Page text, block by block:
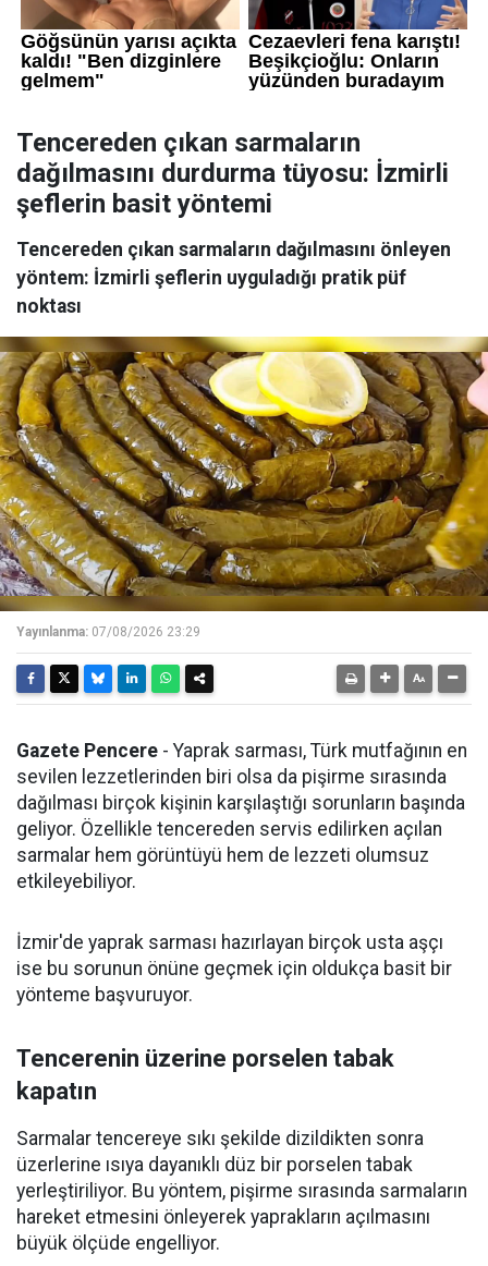
Tencereden çıkan sarmaların
dağılmasını durdurma tüyosu: İzmirli
şeflerin basit yöntemi
Tencereden çıkan sarmaların dağılmasını önleyen
yöntem: İzmirli şeflerin uyguladığı pratik püf
noktası
Yayınlanma: 07/08/2026 23:29
Gazete Pencere - Yaprak sarması, Türk mutfağının en
sevilen lezzetlerinden biri olsa da pişirme sırasında
dağılması birçok kişinin karşılaştığı sorunların başında
geliyor. Özellikle tencereden servis edilirken açılan
sarmalar hem görüntüyü hem de lezzeti olumsuz
etkileyebiliyor.
İzmir'de yaprak sarması hazırlayan birçok usta aşçı
ise bu sorunun önüne geçmek için oldukça basit bir
yönteme başvuruyor.
Tencerenin üzerine porselen tabak
kapatın
Sarmalar tencereye sıkı şekilde dizildikten sonra
üzerlerine ısıya dayanıklı düz bir porselen tabak
yerleştiriliyor. Bu yöntem, pişirme sırasında sarmaların
hareket etmesini önleyerek yaprakların açılmasını
büyük ölçüde engelliyor.